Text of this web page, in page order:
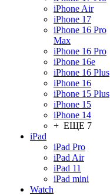
iPhone Air
iPhone 17
iPhone 16 Pro
Max
iPhone 16 Pro
iPhone 16e
iPhone 16 Plus
iPhone 16
iPhone 15 Plus
iPhone 15
iPhone 14
+ ЕЩЕ 7
iPad
iPad Pro
iPad Air
iPad 11
iPad mini
Watch